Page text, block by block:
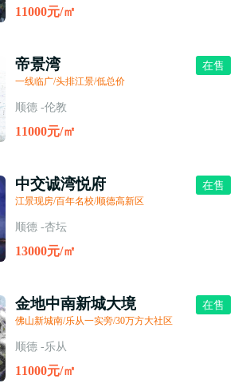
11000元/㎡
帝景湾 在售
一线临广/头排江景/低总价
顺德 -伦教
11000元/㎡
中交诚湾悦府 在售
江景现房/百年名校/顺德高新区
顺德 -杏坛
13000元/㎡
金地中南新城大境 在售
佛山新城南/乐从一实旁/30万方大社区
顺德 -乐从
11000元/㎡